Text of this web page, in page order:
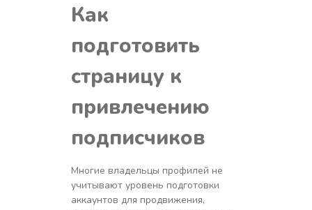
Как
подготовить
страницу к
привлечению
подписчиков
Многие владельцы профилей не
учитывают уровень подготовки
аккаунтов для продвижения,